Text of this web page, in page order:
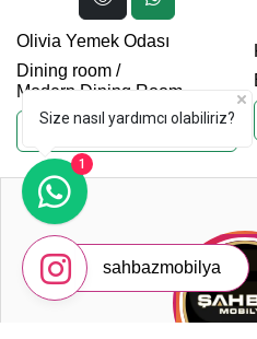
Olivia Yemek Odası
Dining room /
Modern Dining Room
Ask for Price
sahbazmobilya
Size nasıl yardımcı olabiliriz?
1